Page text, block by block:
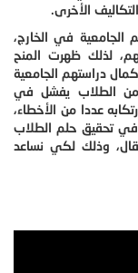
الأخرى.
في الخارج،
لذلك ظهرت المنح
دراستهم الجامعية
من الطلاب يفشل في
عددا من الأخطاء،
في تحقيق حلم الطلاب
وذلك لكي نساعد